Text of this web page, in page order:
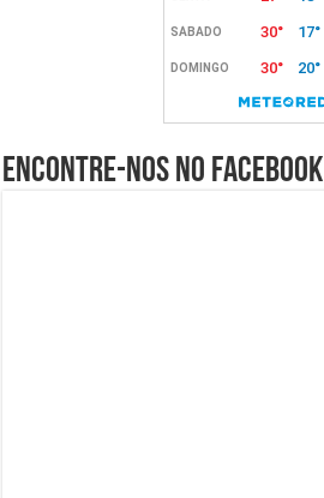
Encontre-nos no Facebook